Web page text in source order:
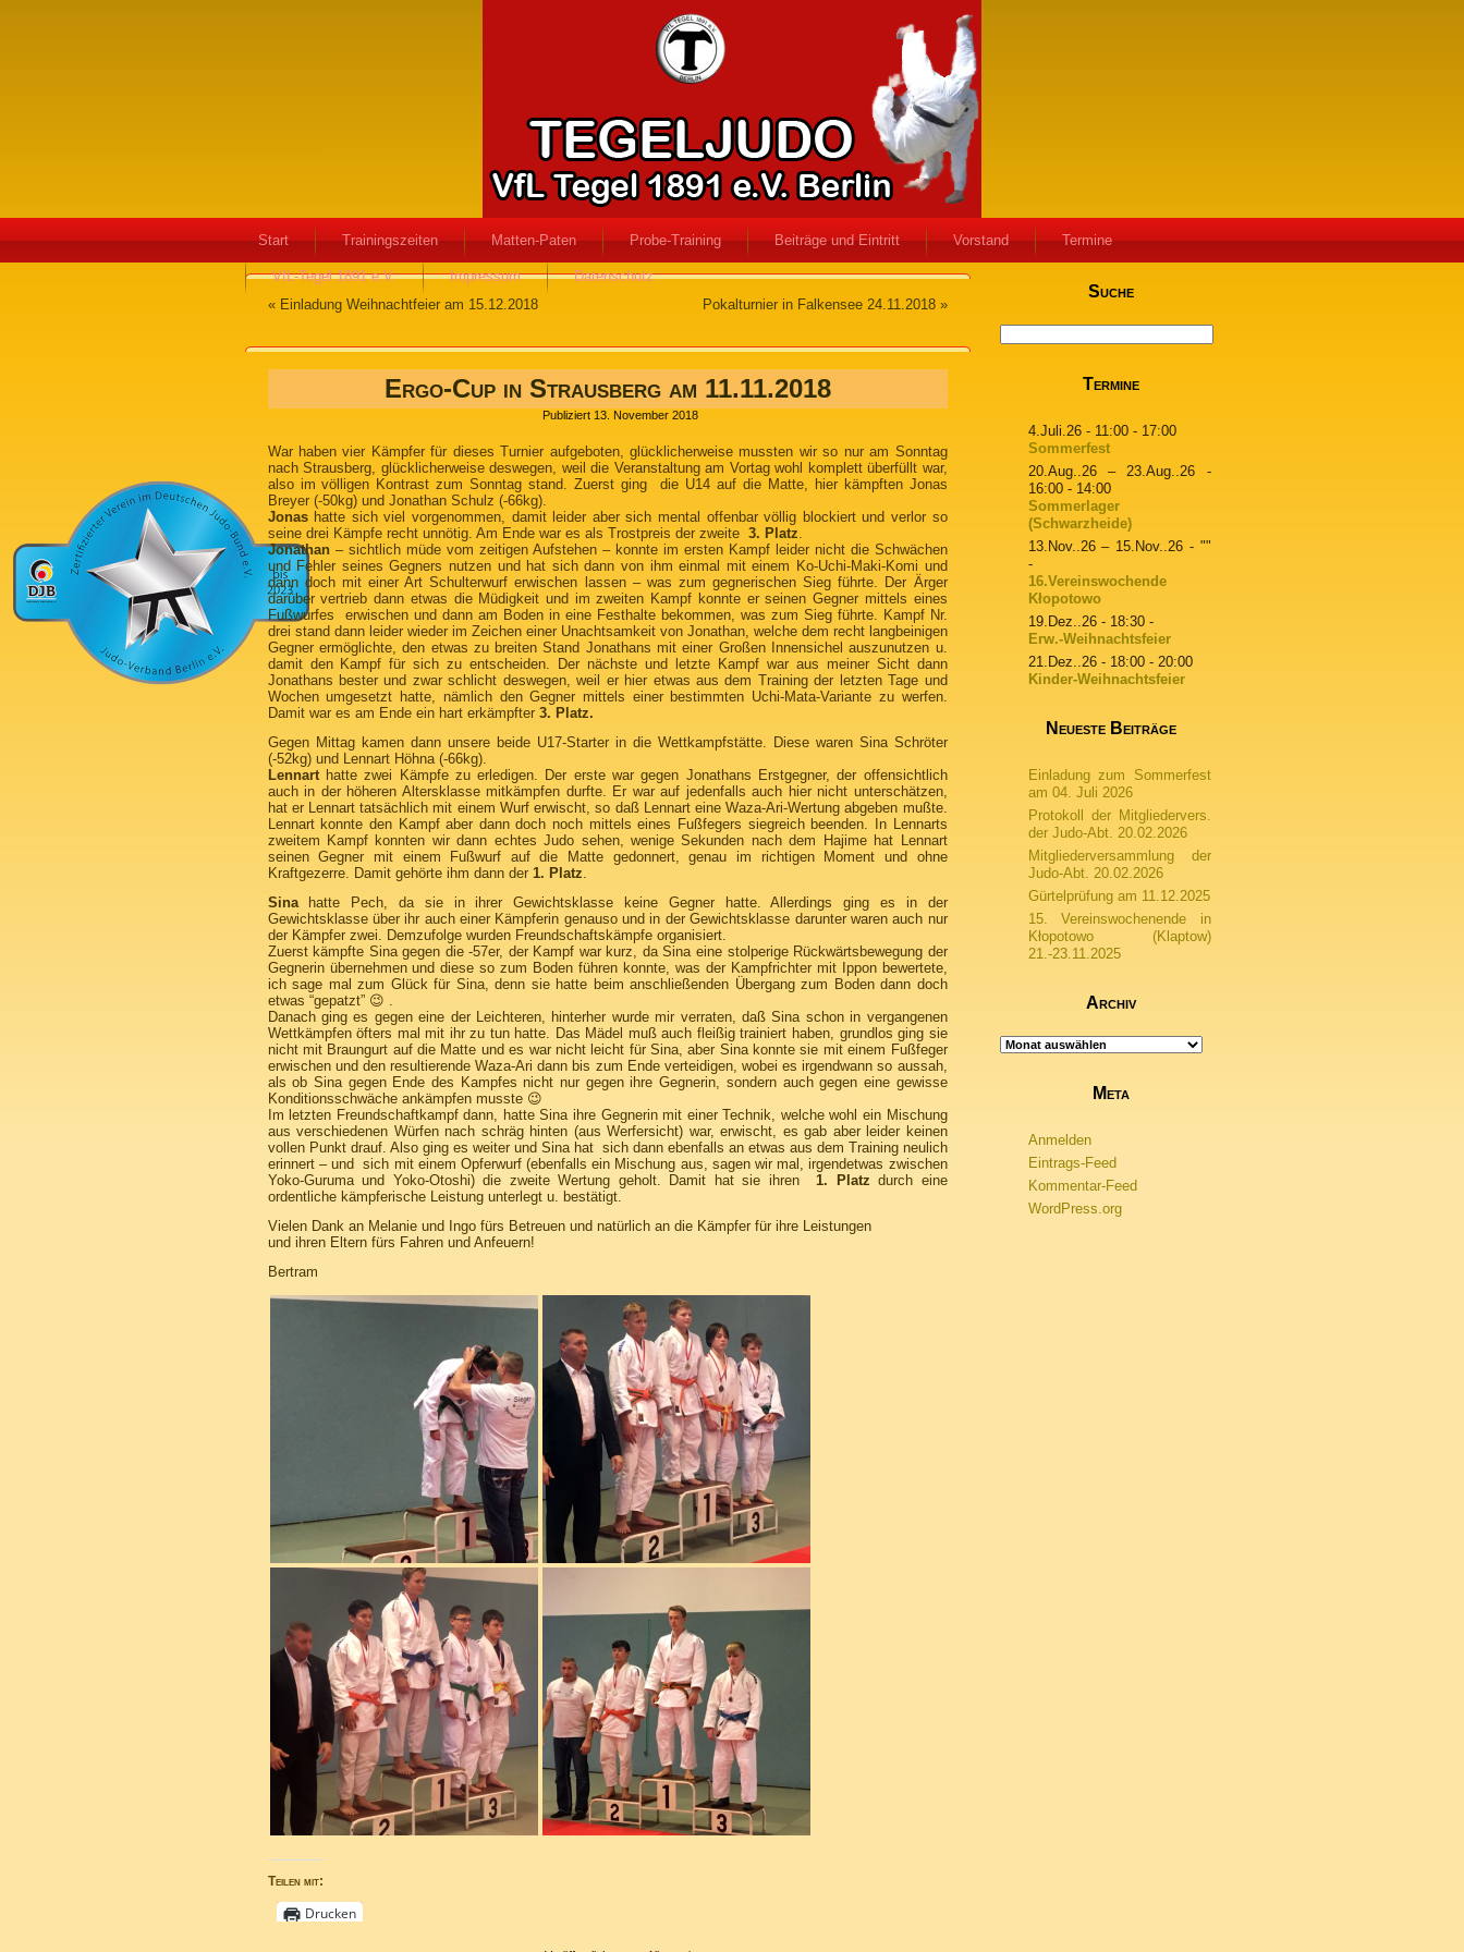
Start Trainingszeiten Matten-Paten Probe-Training Beiträge und Eintritt Vorstand Termine
VfL-Tegel 1891 e.V. Impressum
Datenschutz
« Einladung Weihnachtfeier am 15.12.2018 Pokalturnier in Falkensee 24.11.2018»
Ergo-Cup in Strausberg am 11.11.2018
Publiziert 13. November 2018
War haben vier Kämpfer für dieses Turnier aufgeboten, glücklicherweise mussten wir so nur am Sonntag
nach Strausberg, glücklicherweise deswegen, weil die Veranstaltung am Vortag wohl komplett überfüllt war,
also im völligen Kontrast zum Sonntag stand. Zuerst ging die U14 auf die Matte, hier kämpften Jonas
Breyer (-50kg) und Jonathan Schulz (-66kg).
Jonashatte sich viel vorgenommen, damit leider aber sich mental offenbar völlig blockiert und verlor so
seine drei Kämpfe recht unnötig. Am Ende war es als Trostpreis der zweite 3. Platz.
Jonathan– sichtlich müde vom zeitigen Aufstehen – konnte im ersten Kampf leider nicht die Schwächen
und Fehler seines Gegners nutzen und hat sich dann von ihm einmal mit einem Ko-Uchi-Maki-Komi und
dann doch mit einer Art Schulterwurf erwischen lassen – was zum gegnerischen Sieg führte. Der Ärger
darüber vertrieb dann etwas die Müdigkeit und im zweiten Kampf konnte er seinen Gegner mittels eines
Fußwurfes erwischen und dann am Boden in eine Festhalte bekommen, was zum Sieg führte. Kampf Nr.
drei stand dann leider wieder im Zeichen einer Unachtsamkeit von Jonathan, welche dem recht langbeinigen
Gegner ermöglichte, den etwas zu breiten Stand Jonathans mit einer Großen Innensichel auszunutzen u.
damit den Kampf für sich zu entscheiden. Der nächste und letzte Kampf war aus meiner Sicht dann
Jonathans bester und zwar schlicht deswegen, weil er hier etwas aus dem Training der letzten Tage und
Wochen umgesetzt hatte, nämlich den Gegner mittels einer bestimmten Uchi-Mata-Variante zu werfen.
Damit war es am Ende ein hart erkämpfter 3. Platz.
Gegen Mittag kamen dann unsere beide U17-Starter in die Wettkampfstätte. Diese waren Sina Schröter
(-52kg) und Lennart Höhna (-66kg).
Lennarthatte zwei Kämpfe zu erledigen. Der erste war gegen Jonathans Erstgegner, der offensichtlich
auch in der höheren Altersklasse mitkämpfen durfte. Er war auf jedenfalls auch hier nicht unterschätzen,
hat er Lennart tatsächlich mit einem Wurf erwischt, so daß Lennart eine Waza-Ari-Wertung abgeben mußte.
Lennart konnte den Kampf aber dann doch noch mittels eines Fußfegers siegreich beenden. In Lennarts
zweitem Kampf konnten wir dann echtes Judo sehen, wenige Sekunden nach dem Hajime hat Lennart
seinen Gegner mit einem Fußwurf auf die Matte gedonnert, genau im richtigen Moment und ohne
Kraftgezerre. Damit gehörte ihm dann der 1. Platz.
Sinahatte Pech, da sie in ihrer Gewichtsklasse keine Gegner hatte. Allerdings ging es in der
Gewichtsklasse über ihr auch einer Kämpferin genauso und in der Gewichtsklasse darunter waren auch nur
der Kämpfer zwei. Demzufolge wurden Freundschaftskämpfe organisiert.
Zuerst kämpfte Sina gegen die -57er, der Kampf war kurz, da Sina eine stolperige Rückwärtsbewegung der
Gegnerin übernehmen und diese so zum Boden führen konnte, was der Kampfrichter mit Ippon bewertete,
ich sage mal zum Glück für Sina, denn sie hatte beim anschließenden Übergang zum Boden dann doch
etwas “gepatzt” 😉 .
Danach ging es gegen eine der Leichteren, hinterher wurde mir verraten, daß Sina schon in vergangenen
Wettkämpfen öfters mal mit ihr zu tun hatte. Das Mädel muß auch fleißig trainiert haben, grundlos ging sie
nicht mit Braungurt auf die Matte und es war nicht leicht für Sina, aber Sina konnte sie mit einem Fußfeger
erwischen und den resultierende Waza-Ari dann bis zum Ende verteidigen, wobei es irgendwann so aussah,
als ob Sina gegen Ende des Kampfes nicht nur gegen ihre Gegnerin, sondern auch gegen eine gewisse
Konditionsschwäche ankämpfen musste 😉
Im letzten Freundschaftkampf dann, hatte Sina ihre Gegnerin mit einer Technik, welche wohl ein Mischung
aus verschiedenen Würfen nach schräg hinten (aus Werfersicht) war, erwischt, es gab aber leider keinen
vollen Punkt drauf. Also ging es weiter und Sina hat sich dann ebenfalls an etwas aus dem Training neulich
erinnert – und sich mit einem Opferwurf (ebenfalls ein Mischung aus, sagen wir mal, irgendetwas zwischen
Yoko-Guruma und Yoko-Otoshi) die zweite Wertung geholt. Damit hat sie ihren 1. Platz durch eine
ordentliche kämpferische Leistung unterlegt u. bestätigt.
Vielen Dank an Melanie und Ingo fürs Betreuen und natürlich an die Kämpfer für ihre Leistungen
und ihren Eltern fürs Fahren und Anfeuern!
Bertram
Teilen mit:
Drucken
Suche
Termine
4.Juli.26- 11:00 - 17:00
Sommerfest
20.Aug..26
– 23.Aug..26 -
16:00 - 14:00
Sommerlager
(Schwarzheide)
13.Nov..26 – 15.Nov..26 - ""
-
16.Vereinswochende
Kłopotowo
19.Dez..26- 18:30 -
Erw.-Weihnachtsfeier
21.Dez..26- 18:00 - 20:00
Kinder-Weihnachtsfeier
Neueste Beiträge
Einladung zum Sommerfest
am 04. Juli 2026
Protokoll der Mitgliedervers.
der Judo-Abt. 20.02.2026
Mitgliederversammlung der
Judo-Abt. 20.02.2026
Gürtelprüfung am 11.12.2025
15. Vereinswochenende in
Kłopotowo (Klaptow)
21.-23.11.2025
Archiv
Archiv
Meta
Anmelden
Eintrags-Feed
Kommentar-Feed
WordPress.org